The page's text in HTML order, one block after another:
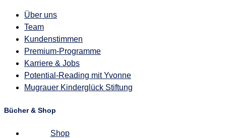
Über uns
Team
Kundenstimmen
Premium-Programme
Karriere & Jobs
Potential-Reading mit Yvonne
Mugrauer Kinderglück Stiftung
Bücher & Shop
Shop